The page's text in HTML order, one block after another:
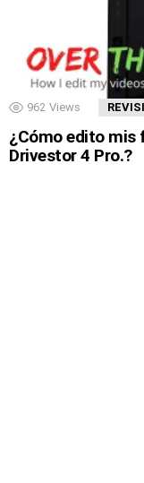
962 Views
¿Cómo edito
Drivestor 4 Pro.?